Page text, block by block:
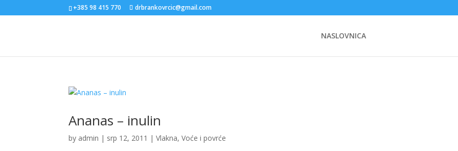
+385 98 415 770 drbrankovrcic@gmail.com
NASLOVNICA
Ananas – inulin
by admin | srp 12, 2011 |Vlakna,Voće i povrće